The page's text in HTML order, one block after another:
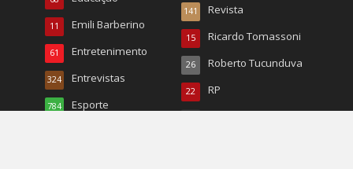
Emili Barberino
11
Entretenimento
61
Entrevistas
324
Esporte
784
Revista
141
Ricardo Tomassoni
15
Roberto Tucunduva
26
RP
22